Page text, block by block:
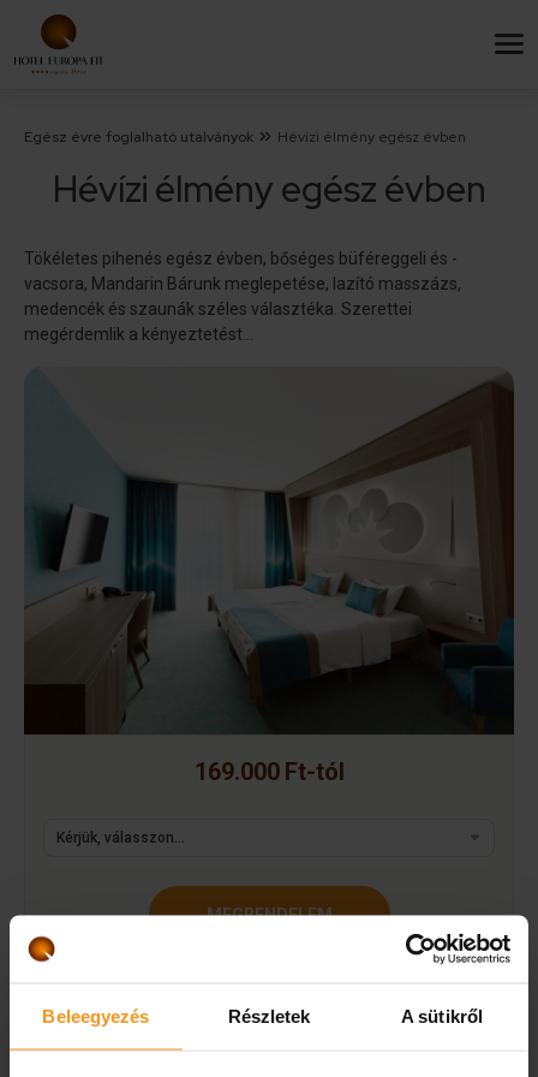
Beleegyezés Részletek A sütikről
Egész évre foglalható utalványok Hévízi élmény egész évben
Hévízi élmény egész évben
Tökéletes pihenés egész évben, bőséges büféreggeli és -
vacsora, Mandarin Bárunk meglepetése, lazító masszázs,
medencék és szaunák széles választéka. Szerettei
megérdemlik a kényeztetést…
169.000 Ft-tól
MEGRENDELEM